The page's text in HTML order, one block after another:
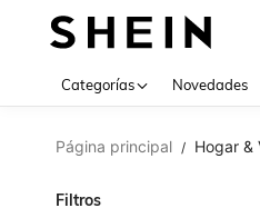
Categorías Novedades
Página principal / Hogar &
Filtros